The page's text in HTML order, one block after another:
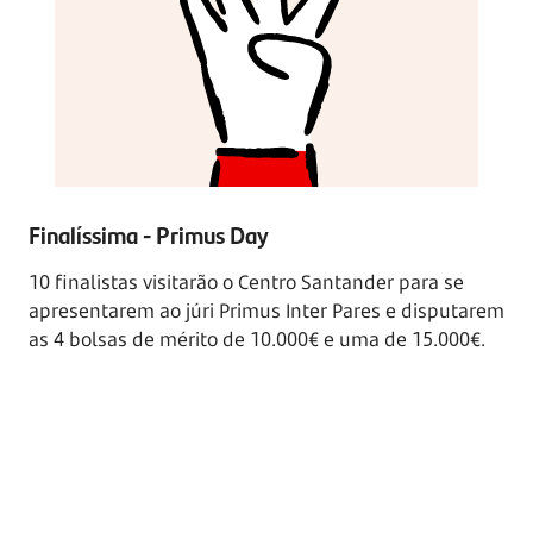
Finalíssima - Primus Day
10 finalistas visitarão o Centro Santander para se
apresentarem ao júri Primus Inter Pares e disputarem
as 4 bolsas de mérito de 10.000€ e uma de 15.000€.